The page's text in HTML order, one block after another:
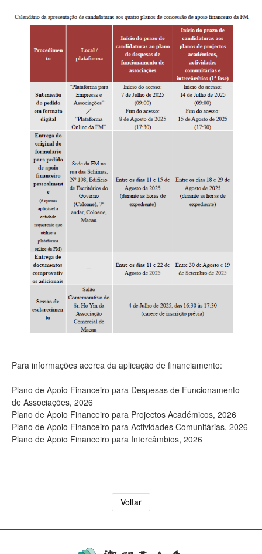
Para informações acerca da aplicação de financiamento:
Plano de Apoio Financeiro para Despesas de Funcionamento
de Associações, 2026
Plano de Apoio Financeiro para Projectos Académicos, 2026
Plano de Apoio Financeiro para Actividades Comunitárias, 2026
Plano de Apoio Financeiro para Intercâmbios, 2026
Voltar